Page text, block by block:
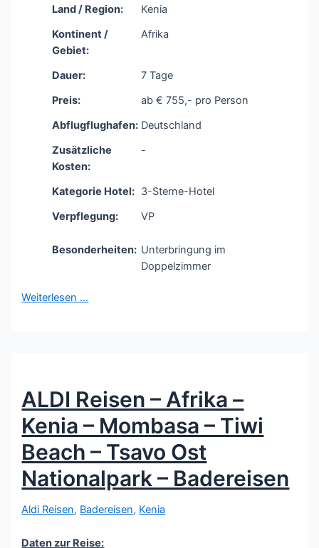
Land / Region:
Kenia
Kontinent /
Gebiet:
Afrika
Dauer:
7 Tage
Preis:
ab € 755,- pro Person
Abflugflughafen: Deutschland
Zusätzliche
Kosten:
-
Kategorie Hotel: 3-Sterne-Hotel
Verpflegung:
VP
Besonderheiten: Unterbringung im
Doppelzimmer
Weiterlesen …
ALDI Reisen – Afrika –
Kenia – Mombasa – Tiwi
Beach – Tsavo Ost
Nationalpark – Badereisen
Aldi Reisen, Badereisen, Kenia
Daten zur Reise: